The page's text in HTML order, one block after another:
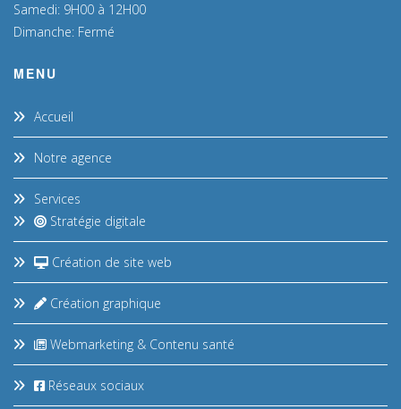
Samedi: 9H00 à 12H00
Dimanche: Fermé
MENU
Accueil
Notre agence
Services
Stratégie digitale
Création de site web
Création graphique
Webmarketing & Contenu santé
Réseaux sociaux